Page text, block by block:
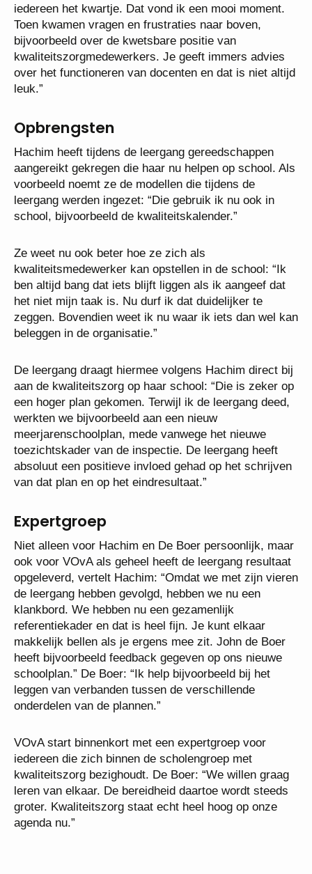
iedereen het kwartje. Dat vond ik een mooi moment.
Toen kwamen vragen en frustraties naar boven,
bijvoorbeeld over de kwetsbare positie van
kwaliteitszorgmedewerkers. Je geeft immers advies
over het functioneren van docenten en dat is niet altijd
leuk.”
Opbrengsten
Hachim heeft tijdens de leergang gereedschappen
aangereikt gekregen die haar nu helpen op school. Als
voorbeeld noemt ze de modellen die tijdens de
leergang werden ingezet: “Die gebruik ik nu ook in
school, bijvoorbeeld de kwaliteitskalender.”
Ze weet nu ook beter hoe ze zich als
kwaliteitsmedewerker kan opstellen in de school: “Ik
ben altijd bang dat iets blijft liggen als ik aangeef dat
het niet mijn taak is. Nu durf ik dat duidelijker te
zeggen. Bovendien weet ik nu waar ik iets dan wel kan
beleggen in de organisatie.”
De leergang draagt hiermee volgens Hachim direct bij
aan de kwaliteitszorg op haar school: “Die is zeker op
een hoger plan gekomen. Terwijl ik de leergang deed,
werkten we bijvoorbeeld aan een nieuw
meerjarenschoolplan, mede vanwege het nieuwe
toezichtskader van de inspectie. De leergang heeft
absoluut een positieve invloed gehad op het schrijven
van dat plan en op het eindresultaat.”
Expertgroep
Niet alleen voor Hachim en De Boer persoonlijk, maar
ook voor VOvA als geheel heeft de leergang resultaat
opgeleverd, vertelt Hachim: “Omdat we met zijn vieren
de leergang hebben gevolgd, hebben we nu een
klankbord. We hebben nu een gezamenlijk
referentiekader en dat is heel fijn. Je kunt elkaar
makkelijk bellen als je ergens mee zit. John de Boer
heeft bijvoorbeeld feedback gegeven op ons nieuwe
schoolplan.” De Boer: “Ik help bijvoorbeeld bij het
leggen van verbanden tussen de verschillende
onderdelen van de plannen.”
VOvA start binnenkort met een expertgroep voor
iedereen die zich binnen de scholengroep met
kwaliteitszorg bezighoudt. De Boer: “We willen graag
leren van elkaar. De bereidheid daartoe wordt steeds
groter. Kwaliteitszorg staat echt heel hoog op onze
agenda nu.”